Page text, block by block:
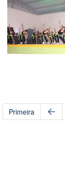
Primeira